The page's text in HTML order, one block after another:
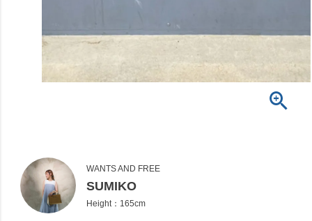
WANTS AND FREE
SUMIKO
Height：165cm